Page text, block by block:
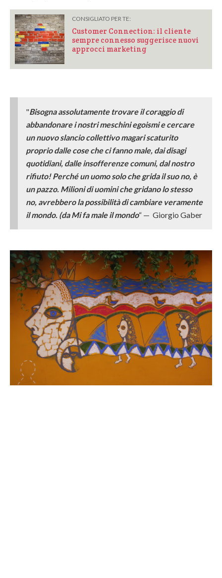
CONSIGLIATO PER TE:
Customer Connection: il cliente
sempre connesso suggerisce nuovi
approcci marketing
"Bisogna assolutamente trovare il coraggio di
abbandonare i nostri meschini egoismi e cercare
un nuovo slancio collettivo magari scaturito
proprio dalle cose che ci fanno male, dai disagi
quotidiani, dalle insofferenze comuni, dal nostro
rifiuto! Perché un uomo solo che grida il suo no, è
un pazzo. Milioni di uomini che gridano lo stesso
no, avrebbero la possibilità di cambiare veramente
il mondo. (da Mi fa male il mondo“ — Giorgio Gaber